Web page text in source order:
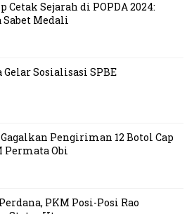
Cetak Sejarah di POPDA 2024:
Sabet Medali
Gelar Sosialisasi SPBE
Pengiriman 12 Botol Cap
Permata Obi
PKM Posi-Posi Rao